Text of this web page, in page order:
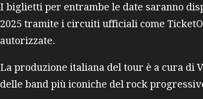
I biglietti per entrambe le date saranno
2025 tramite i circuiti ufficiali come
autorizzate.
La produzione italiana del tour è a cura di
delle band più iconiche del rock